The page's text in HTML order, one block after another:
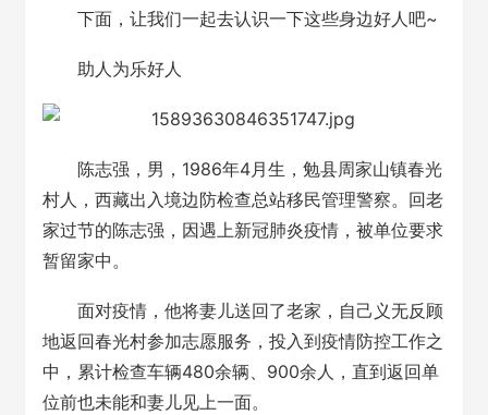
下面，让我们一起去认识一下这些身边好人吧~
助人为乐好人
陈志强，男，1986年4月生，勉县周家山镇春光
村人，西藏出入境边防检查总站移民管理警察。回老
家过节的陈志强，因遇上新冠肺炎疫情，被单位要求
暂留家中。
面对疫情，他将妻儿送回了老家，自己义无反顾
地返回春光村参加志愿服务，投入到疫情防控工作之
中，累计检查车辆480余辆、900余人，直到返回单
位前也未能和妻儿见上一面。